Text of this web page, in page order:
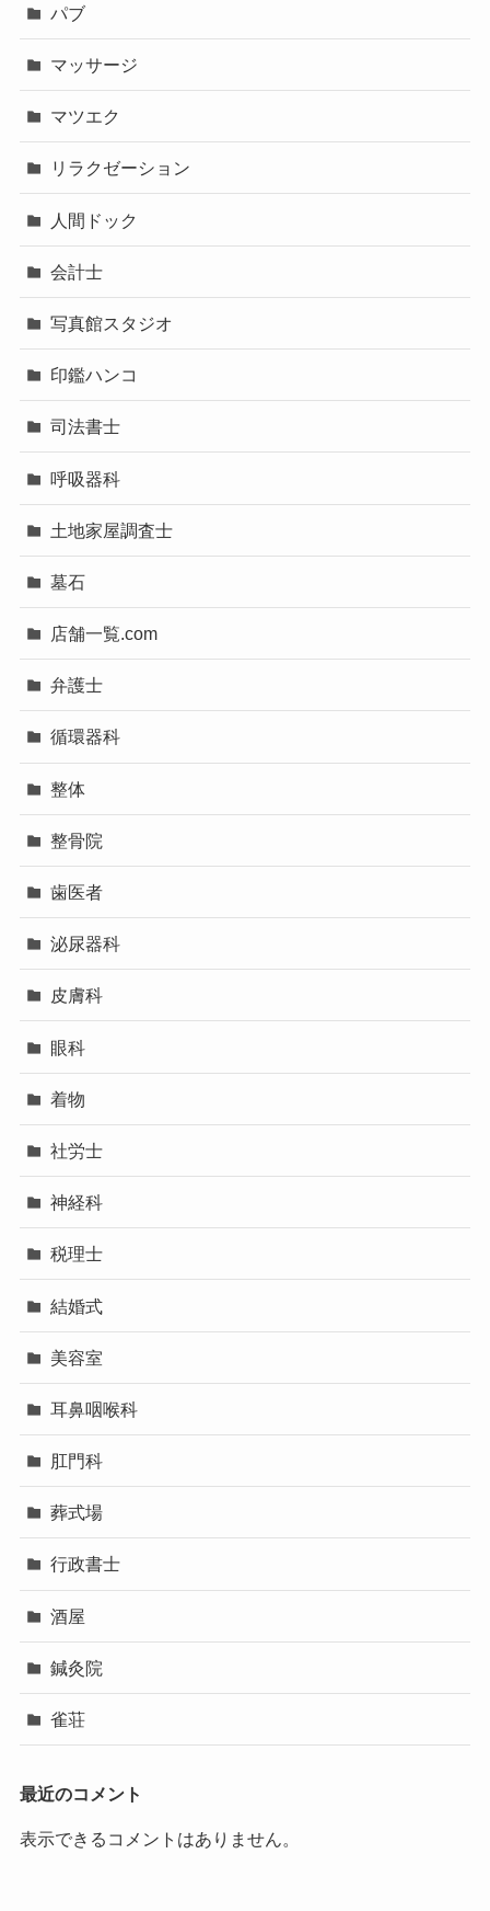
パブ
マッサージ
マツエク
リラクゼーション
人間ドック
会計士
写真館スタジオ
印鑑ハンコ
司法書士
呼吸器科
土地家屋調査士
墓石
店舗一覧.com
弁護士
循環器科
整体
整骨院
歯医者
泌尿器科
皮膚科
眼科
着物
社労士
神経科
税理士
結婚式
美容室
耳鼻咽喉科
肛門科
葬式場
行政書士
酒屋
鍼灸院
雀荘
最近のコメント
表示できるコメントはありません。